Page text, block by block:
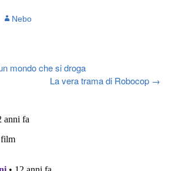
Nebo
mondo che si droga
La vera trama di Robocop →